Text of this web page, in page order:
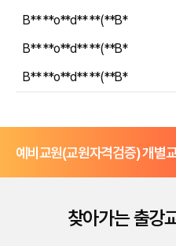
B** **o**d** **(**B*
B** **o**d** **(**B*
B** **o**d** **(**B*
예비교원(교원자격검증) 개별
찾아가는 출강